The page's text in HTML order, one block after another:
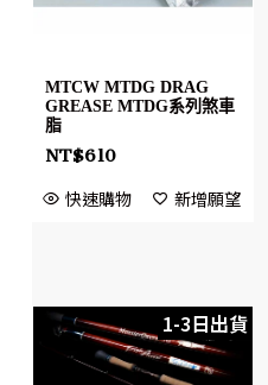
MTCW MTDG DRAG
GREASE MTDG系列煞車
脂
NT$610
快速購物 新增願望
1-3日出貨